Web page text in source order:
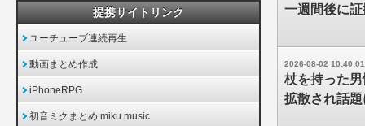
一週間後に
2026-08-02 10:40:01
杖を持った
拡散され話題
提携サイトリンク
ユーチューブ連続再生
動画まとめ作成
iPhoneRPG
初音ミクまとめ miku music